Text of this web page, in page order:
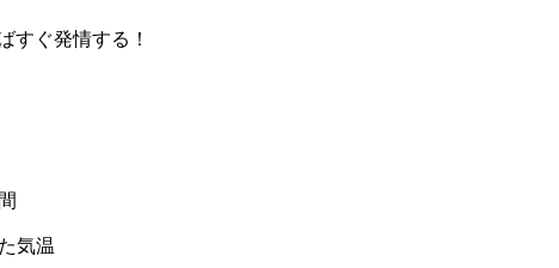
すぐ発情する！
気温